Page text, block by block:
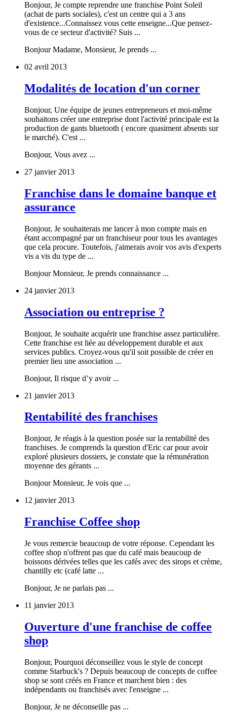
Bonjour, Je compte reprendre une franchise Point Soleil
(achat de parts sociales), c'est un centre qui a 3 ans
d'existence...Connaissez vous cette enseigne...Que pensez-
vous de ce secteur d'activité? Suis ...
Bonjour Madame, Monsieur, Je prends ...
02 avril 2013
Modalités de location d'un corner
Bonjour, Une équipe de jeunes entrepreneurs et moi-même
souhaitons créer une entreprise dont l'activité principale est la
production de gants bluetooth ( encore quasiment absents sur
le marché). C'est ...
Bonjour, Vous avez ...
27 janvier 2013
Franchise dans le domaine banque et
assurance
Bonjour, Je souhaiterais me lancer à mon compte mais en
étant accompagné par un franchiseur pour tous les avantages
que cela procure. Toutefois, j'aimerais avoir vos avis d'experts
vis a vis du type de ...
Bonjour Monsieur, Je prends connaissance ...
24 janvier 2013
Association ou entreprise ?
Bonjour, Je souhaite acquérir une franchise assez particulière.
Cette franchise est liée au développement durable et aux
services publics. Croyez-vous qu'il soit possible de créer en
premier lieu une association ...
Bonjour, Il risque d’y avoir ...
21 janvier 2013
Rentabilité des franchises
Bonjour, Je réagis à la question posée sur la rentabilité des
franchises. Je comprends la question d'Eric car pour avoir
exploré plusieurs dossiers, je constate que la rémunération
moyenne des gérants ...
Bonjour Monsieur, Je vois que ...
12 janvier 2013
Franchise Coffee shop
Je vous remercie beaucoup de votre réponse. Cependant les
coffee shop n'offrent pas que du café mais beaucoup de
boissons dérivées telles que les cafés avec des sirops et crème,
chantilly etc (café latte ...
Bonjour, Je ne parlais pas ...
11 janvier 2013
Ouverture d'une franchise de coffee
shop
Bonjour, Pourquoi déconseillez vous le style de concept
comme Starbuck's ? Depuis beaucoup de concepts de coffee
shop se sont créés en France et marchent bien : des
indépendants ou franchisés avec l'enseigne ...
Bonjour, Je ne déconseille pas ...